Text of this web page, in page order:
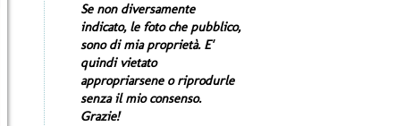
Se non diversamente
indicato, le foto che pubblico,
sono di mia proprietà. E'
quindi vietato
appropriarsene o riprodurle
senza il mio consenso.
Grazie!